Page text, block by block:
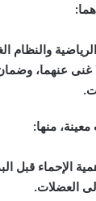
والنظام
غنى عنهما، وضمان
منها:
الإحماء قبل
العضلات.